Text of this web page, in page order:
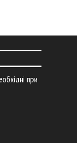
при